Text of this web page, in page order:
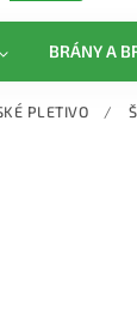
BRÁNY A
PLETIVO /